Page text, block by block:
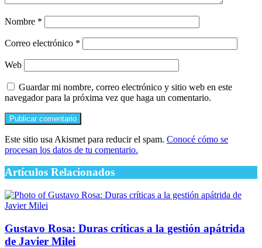
Nombre *
Correo electrónico *
Web
Guardar mi nombre, correo electrónico y sitio web en este
navegador para la próxima vez que haga un comentario.
Este sitio usa Akismet para reducir el spam. Conocé cómo se
procesan los datos de tu comentario.
Artículos Relacionados
Gustavo Rosa: Duras críticas a la gestión apátrida
de Javier Milei